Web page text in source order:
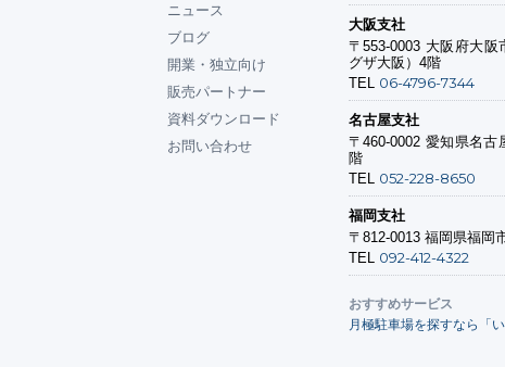
ニュース
ブログ
開業・独立向け
販売パートナー
資料ダウンロード
お問い合わせ
大阪支社
〒553-0003 大阪府大阪
グザ大阪）4階
TEL 06-4796-7344
名古屋支社
〒460-0002 愛知県名古
階
TEL 052-228-8650
福岡支社
〒812-0013 福岡県福岡
TEL 092-412-4322
おすすめサービス
月極駐車場を探すなら「